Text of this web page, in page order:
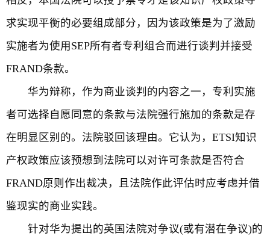
求实现平衡的必要组成部分，因为该政策是为了激励
实施者为使用SEP所有者专利组合而进行谈判并接受
FRAND条款。
华为辩称，作为商业谈判的内容之一，专利实施
者可选择自愿同意的条款与法院强行施加的条款是存
在明显区别的。法院驳回该理由。它认为，ETSI知识
产权政策应该预想到法院可以对许可条款是否符合
FRAND原则作出裁决，且法院作此评估时应考虑并借
鉴现实的商业实践。
针对华为提出的英国法院对争议(或有潜在争议)的